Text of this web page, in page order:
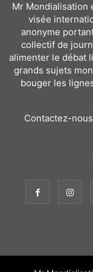
Mr Mondialisation
visée
anonyme
collectif de
alimenter le débat
grands sujets
bouger les
Contactez-